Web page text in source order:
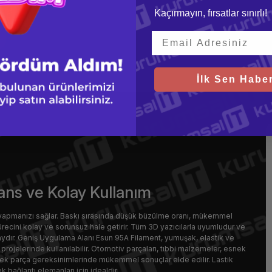
ve Kolay Kullanım
sağlar. Baskı sırasında düşük büzülme oranı, mükemmel
kolay ve sorunsuz hale getirir. Tüm 3D yazıcılarla uyumludur ve
Geniş Uygulama Alanı Esun 95A Filament, yumuşak, elastik ve
kullanılabilir. Otomotiv parçaları, tıbbi malzemeler, esnek
parça gereksinimlerinde mükemmel sonuçlar elde edilir. Lastik
Kaçırmayın, fırsatlar sınırlı!
İlk Sen